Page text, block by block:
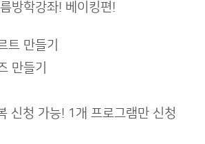
방학강좌! 베이킹편!
만들기
만들기
신청 가능! 1개 프로그램만 신청